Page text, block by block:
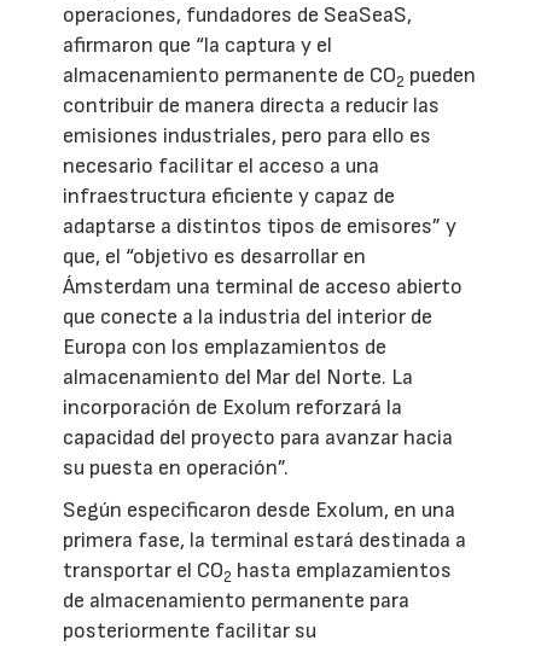
operaciones, fundadores de SeaSeaS,
afirmaron que “la captura y el
almacenamiento permanente de CO2 pueden
contribuir de manera directa a reducir las
emisiones industriales, pero para ello es
necesario facilitar el acceso a una
infraestructura eficiente y capaz de
adaptarse a distintos tipos de emisores” y
que, el “objetivo es desarrollar en
Ámsterdam una terminal de acceso abierto
que conecte a la industria del interior de
Europa con los emplazamientos de
almacenamiento del Mar del Norte. La
incorporación de Exolum reforzará la
capacidad del proyecto para avanzar hacia
su puesta en operación”.
Según especificaron desde Exolum, en una
primera fase, la terminal estará destinada a
transportar el CO2 hasta emplazamientos
de almacenamiento permanente para
posteriormente facilitar su